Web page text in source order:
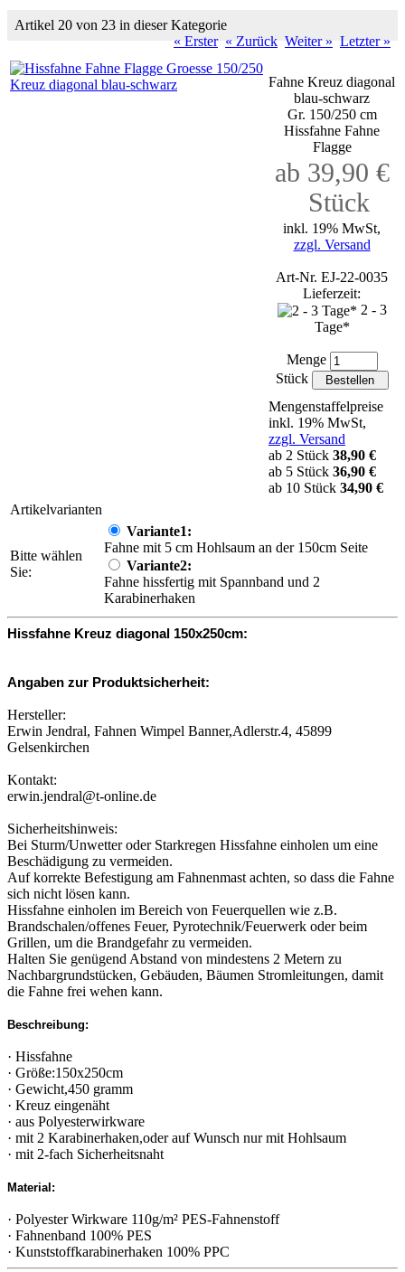
Artikel 20 von 23 in dieser Kategorie
« Erster « Zurück Weiter » Letzter »
Fahne Kreuz diagonal
blau-schwarz
Gr. 150/250 cm
Hissfahne Fahne
Flagge
ab 39,90 €
Stück
inkl. 19% MwSt,
zzgl. Versand
Art-Nr. EJ-22-0035
Lieferzeit:
2 - 3
Tage*
Menge
Stück
Mengenstaffelpreise
inkl. 19% MwSt,
zzgl. Versand
ab 2 Stück 38,90 €
ab 5 Stück 36,90 €
ab 10 Stück 34,90 €
Artikelvarianten
Bitte wählen
Sie:
Variante1:
Fahne mit 5 cm Hohlsaum an der 150cm Seite
Variante2:
Fahne hissfertig mit Spannband und 2
Karabinerhaken
Hissfahne Kreuz diagonal 150x250cm:
Angaben zur Produktsicherheit:
Hersteller:
Erwin Jendral, Fahnen Wimpel Banner,Adlerstr.4, 45899
Gelsenkirchen
Kontakt:
erwin.jendral@t-online.de
Sicherheitshinweis:
Bei Sturm/Unwetter oder Starkregen Hissfahne einholen um eine
Beschädigung zu vermeiden.
Auf korrekte Befestigung am Fahnenmast achten, so dass die Fahne
sich nicht lösen kann.
Hissfahne einholen im Bereich von Feuerquellen wie z.B.
Brandschalen/offenes Feuer, Pyrotechnik/Feuerwerk oder beim
Grillen, um die Brandgefahr zu vermeiden.
Halten Sie genügend Abstand von mindestens 2 Metern zu
Nachbargrundstücken, Gebäuden, Bäumen Stromleitungen, damit
die Fahne frei wehen kann.
Beschreibung:
· Hissfahne
· Größe:150x250cm
· Gewicht,450 gramm
· Kreuz eingenäht
· aus Polyesterwirkware
· mit 2 Karabinerhaken,oder auf Wunsch nur mit Hohlsaum
· mit 2-fach Sicherheitsnaht
Material:
· Polyester Wirkware 110g/m² PES-Fahnenstoff
· Fahnenband 100% PES
· Kunststoffkarabinerhaken 100% PPC